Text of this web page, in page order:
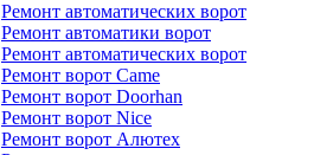
Ремонт автоматических ворот
Ремонт автоматики ворот
Ремонт автоматических ворот
Ремонт ворот Came
Ремонт ворот Doorhan
Ремонт ворот Nice
Ремонт ворот Алютех